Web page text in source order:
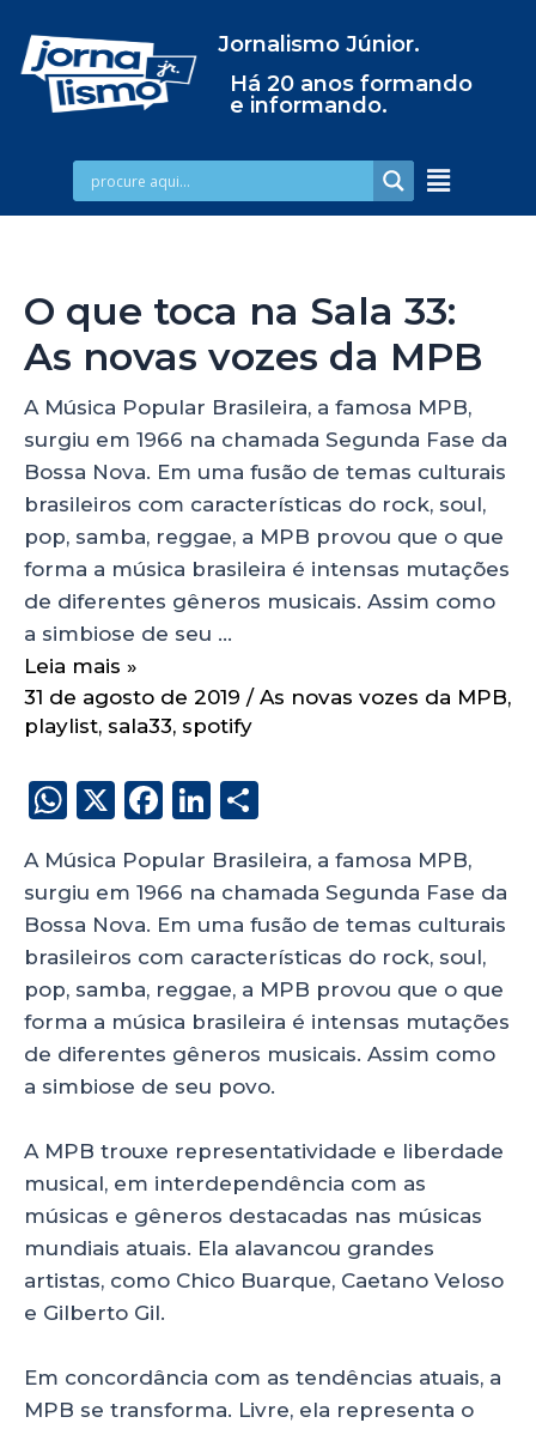
Jornalismo Júnior.
Há 20 anos formando
e informando.
O que toca na Sala 33:
As novas vozes da MPB
A Música Popular Brasileira, a famosa MPB,
surgiu em 1966 na chamada Segunda Fase da
Bossa Nova. Em uma fusão de temas culturais
brasileiros com características do rock, soul,
pop, samba, reggae, a MPB provou que o que
forma a música brasileira é intensas mutações
de diferentes gêneros musicais. Assim como
a simbiose de seu …
Leia mais »
31 de agosto de 2019 / As novas vozes da MPB,
playlist, sala33, spotify
W
a
ts
A
p
p
X
F
c
e
b
o
o
k
Li
k
e
dI
n
a
re
A Música Popular Brasileira, a famosa MPB,
surgiu em 1966 na chamada Segunda Fase da
Bossa Nova. Em uma fusão de temas culturais
brasileiros com características do rock, soul,
pop, samba, reggae, a MPB provou que o que
forma a música brasileira é intensas mutações
de diferentes gêneros musicais. Assim como
a simbiose de seu povo.
A MPB trouxe representatividade e liberdade
musical, em interdependência com as
músicas e gêneros destacadas nas músicas
mundiais atuais. Ela alavancou grandes
artistas, como Chico Buarque, Caetano Veloso
e Gilberto Gil.
Em concordância com as tendências atuais, a
MPB se transforma. Livre, ela representa o